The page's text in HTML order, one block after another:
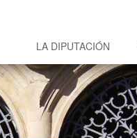
LA DIPUTACIÓN